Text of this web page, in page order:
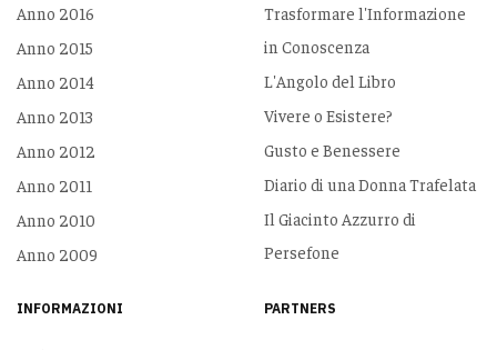
Anno 2016
Anno 2015
Anno 2014
Anno 2013
Anno 2012
Anno 2011
Anno 2010
Anno 2009
Trasformare l'Informazione
in Conoscenza
L'Angolo del Libro
Vivere o Esistere?
Gusto e Benessere
Diario di una Donna Trafelata
Il Giacinto Azzurro di
Persefone
INFORMAZIONI PARTNERS